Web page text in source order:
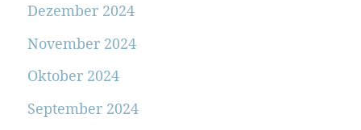
Dezember 2024
November 2024
Oktober 2024
September 2024